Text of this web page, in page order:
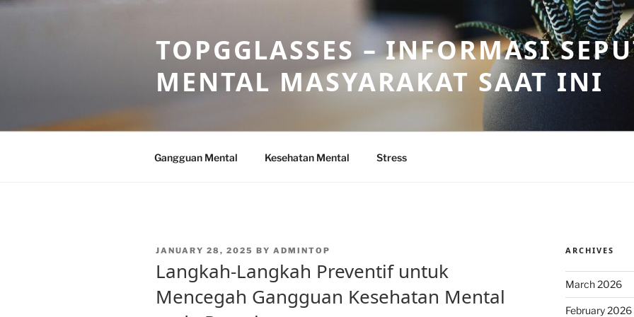
Skip
TOPGGLASSES – INFORMASI
MENTAL MASYARAKAT SAAT INI
Gangguan Mental Kesehatan Mental Stress
POSTED
JANUARY 28, 2025 BY ADMINTOP
Langkah-Langkah Preventif untuk
Mencegah Gangguan Kesehatan Mental
ARCHIVES
March 2026
February 2026